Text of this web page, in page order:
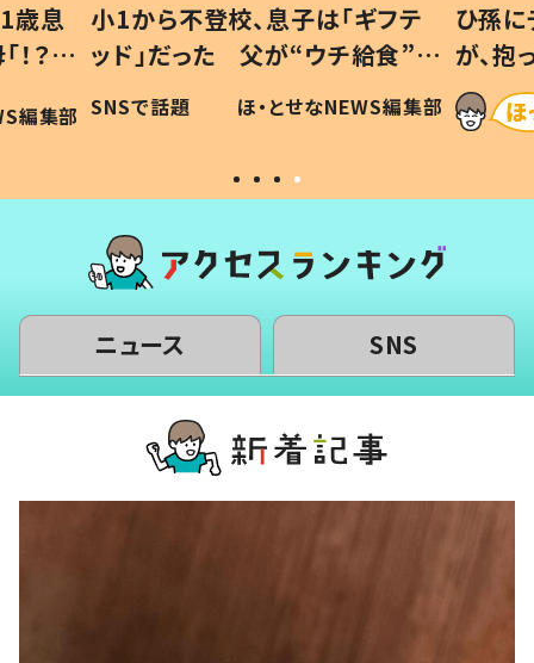
歳息
？」
編集部
小1から不登校、息子は「ギフテ
ッド」だった 父が“ウチ給食”を
作り続ける理由とは #令和の親
#令和の子
SNSで話題 ほ・とせなNEWS編集部
ひ孫
が、
「涙が
い」
ニュース SNS